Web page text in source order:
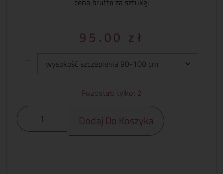
95.00 zł
Pozostało tylko: 2
Dodaj Do Koszyka